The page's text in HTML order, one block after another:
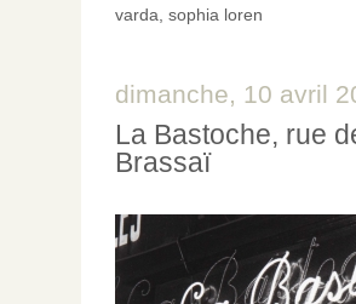
varda sophia loren
dimanche, 10 avril
La Bastoche, rue
Brassaï